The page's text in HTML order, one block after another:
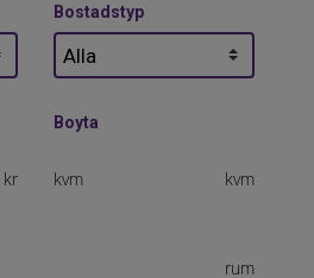
Bostadstyp
Boyta